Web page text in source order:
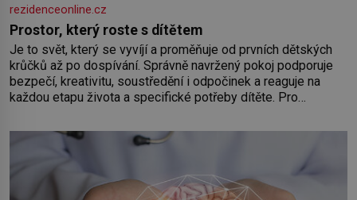
rezidenceonline.cz
Prostor, který roste s dítětem
Je to svět, který se vyvíjí a proměňuje od prvních dětských
krůčků až po dospívání. Správně navržený pokoj podporuje
bezpečí, kreativitu, soustředění i odpočinek a reaguje na
každou etapu života a specifické potřeby dítěte. Pro
by pokoj miminka měl působit především klidně a útulně.
Předškolní věk je